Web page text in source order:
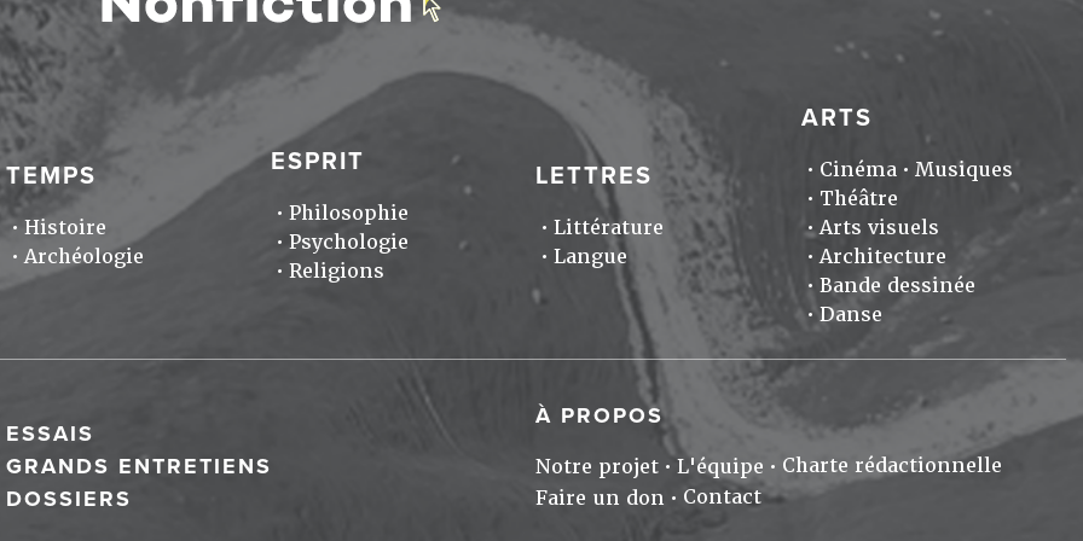
TEMPS
Histoire
Archéologie
ESPRIT
Philosophie
Psychologie
Religions
LETTRES
Littérature
Langue
ARTS
Cinéma
Musiques
Théâtre
Arts visuels
Architecture
Bande dessinée
Danse
ESSAIS
GRANDS ENTRETIENS
DOSSIERS
À PROPOS
Notre projet L'équipe
Charte rédactionnelle
Faire un don
Contact